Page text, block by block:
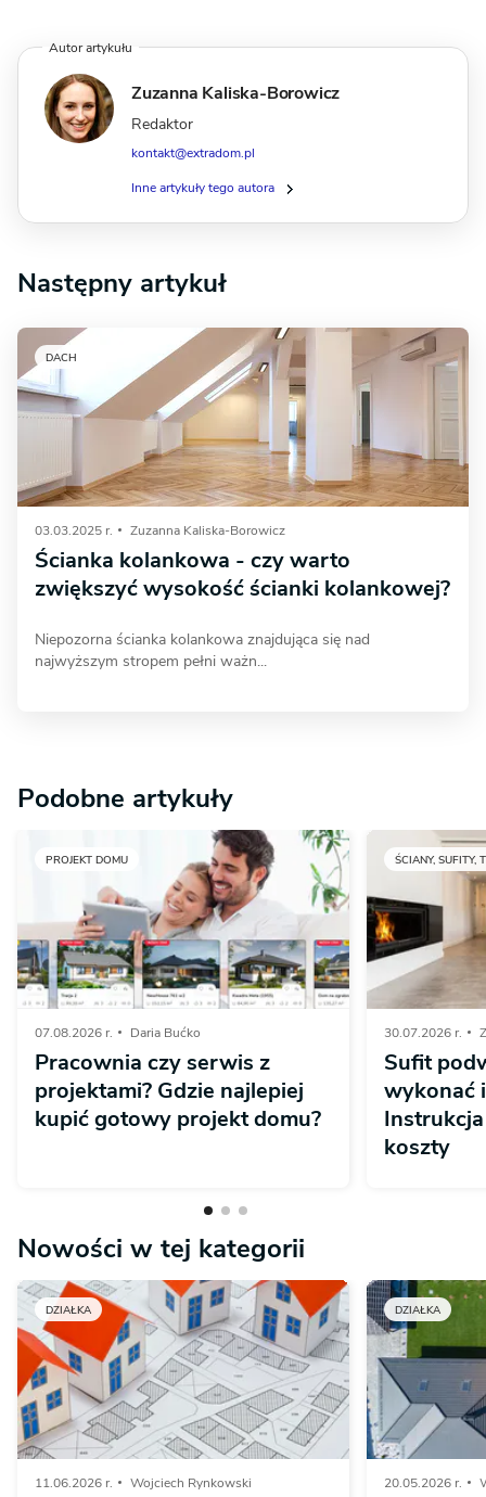
Autor artykułu
Zuzanna Kaliska-Borowicz
Redaktor
kontakt@extradom.pl
Inne artykuły tego autora
Następny artykuł
DACH
03.03.2025 r. Zuzanna Kaliska-Borowicz
Ścianka kolankowa - czy warto
zwiększyć wysokość ścianki kolankowej?
Niepozorna ścianka kolankowa znajdująca się nad
najwyższym stropem pełni ważn...
Podobne artykuły
PROJEKT DOMU
07.08.2026 r. Daria Bućko
Pracownia czy serwis z
projektami? Gdzie najlepiej
kupić gotowy projekt domu?
ŚCIANY, SUFITY,
30.07.2026 r.
Sufit
wykonać
koszty
Nowości w tej kategorii
DZIAŁKA
11.06.2026 r. Wojciech Rynkowski
DZIAŁKA
20.05.2026 r.